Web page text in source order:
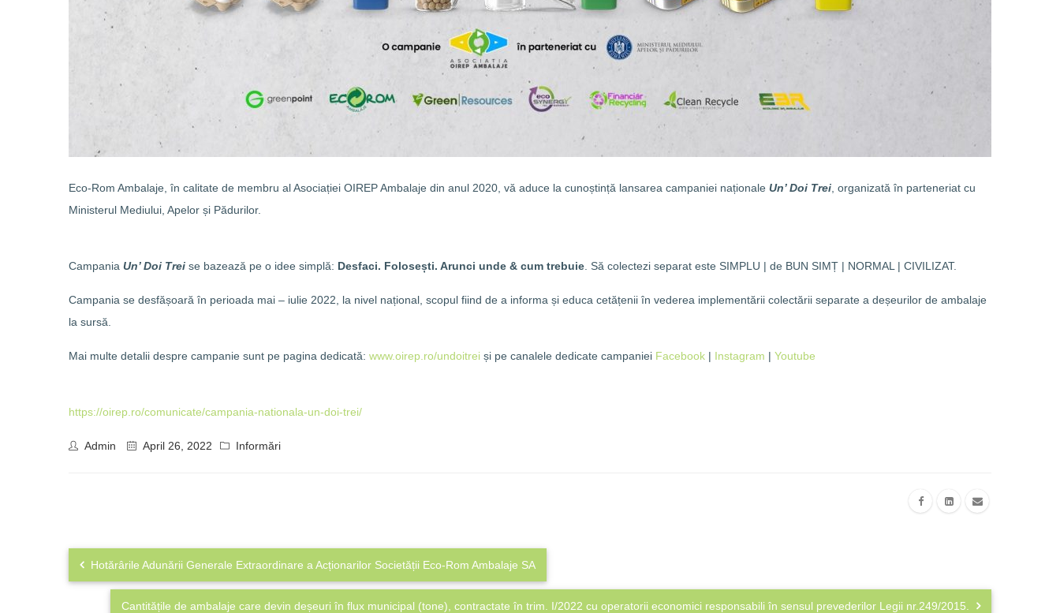
Eco-Rom Ambalaje, în calitate de membru al Asociației OIREP Ambalaje din anul 2020, vă aduce la cunoștință lansarea campaniei naționale Un’ Doi Trei , organizată în parteneriat cu
Ministerul Mediului, Apelor și Pădurilor.
Campania Un’ Doi Trei se bazează pe o idee simplă: Desfaci. Folosești. Arunci unde & cum trebuie . Să colectezi separat este SIMPLU | de BUN SIMȚ | NORMAL | CIVILIZAT.
Campania se desfășoară în perioada mai – iulie 2022, la nivel național, scopul fiind de a informa și educa cetățenii în vederea implementării colectării separate a deșeurilor de ambalaje
la sursă.
Mai multe detalii despre campanie sunt pe pagina dedicată: www.oirep.ro/undoitrei și pe canalele dedicate campaniei Facebook | Instagram | Youtube
https://oirep.ro/comunicate/campania-nationala-un-doi-trei/
Admin April 26, 2022 Informări
Hotărârile Adunării Generale Extraordinare a Acționarilor Societății Eco-Rom Ambalaje SA
Cantitățile de ambalaje care devin deșeuri în flux municipal (tone), contractate în trim. I/2022 cu operatorii economici responsabili în sensul prevederilor Legii nr.249/2015.